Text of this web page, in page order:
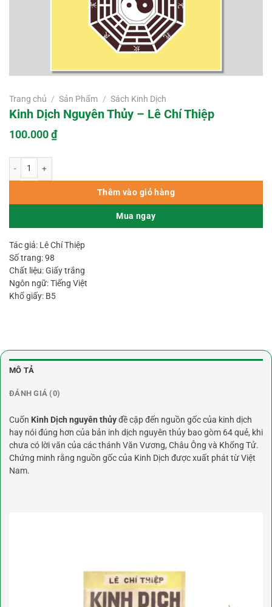
Trang chủ / Sản Phẩm / Sách Kinh Dịch
Kinh Dịch Nguyên Thủy – Lê Chí Thiệp
100.000₫
Thêm vào giỏ hàng
Mua ngay
Tác giả: Lê Chí Thiệp
Số trang: 98
Chất liệu: Giấy trắng
Ngôn ngữ: Tiếng Việt
Khổ giấy: B5
MÔ TẢ
ĐÁNH GIÁ (0)
Cuốn Kinh Dịch nguyên thủyđề cập đến nguồn gốc của kinh dịch
hay nói đúng hơn của bản inh dịch nguyên thủy bao gòm 64 quẻ, khi
chưa có lời văn của các thánh Văn Vương, Châu Ông và Khổng Tử.
Chứng minh rằng nguồn gốc của Kinh Dịch được xuất phát từ Việt
Nam.